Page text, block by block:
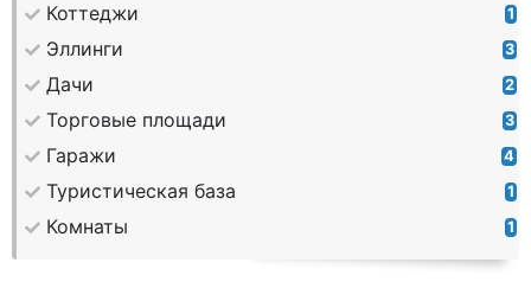
Коттеджи 1
Эллинги 3
Дачи 2
Торговые площади 3
Гаражи 4
Туристическая база 1
Комнаты 1